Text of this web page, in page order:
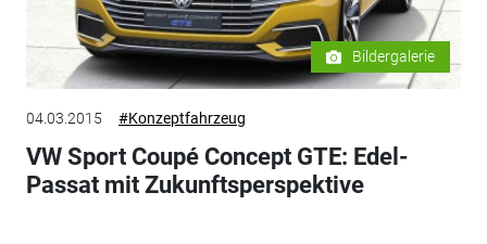
Bildergalerie
04.03.2015 #Konzeptfahrzeug
VW Sport Coupé Concept GTE: Edel-
Passat mit Zukunftsperspektive